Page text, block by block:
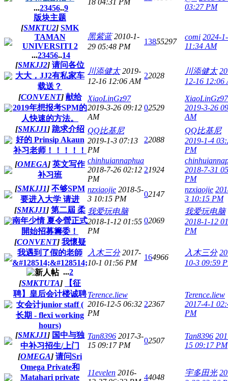
...23456..9
03:27 PM
版块主题
[SMKTU2] SMK
TAMAN
UNIVERSITI 2
...23456..14
黑紫蓝 2010-1-
29 05:48 PM
13855297
comi 2024-
11:34 AM
[SMKJJ2] 请问各位
大大，JJ2有私家车
载送？
川添健太 2019-
12-16 12:06 AM
22028
川添健太
12-16 12:06
[CONVENT] 献给
2019年想报考SPM的
人快速的方法。
XiaoLinGz97
2019-3-26 09:12
AM
02529
XiaoLinGz97
2019-3-26
AM
[SMKJJ1] 跪求介绍
好的 Prinsip Akaun
补习老师！！！！！
QQ比基尼
2019-1-3 07:13
PM
22088
QQ比基尼
2019-1-4
PM
[OMEGA] 英文写作
补习班
chinhuiannaphua
2018-7-26 02:12
PM
21924
2018-7-31
PM
[SMKJJ1] 不够SPM
要进入大学 请进
nzxiaojie 2018-5-
3 10:15 PM
02147
nzxiaojie
3 10:15 PM
[SMKJJ1] 第二屆 柔
南年少情 夏令營正式
開始招募籌委！
我爱玩电脑
2018-1-12 01:55
PM
02069
我爱玩电脑
2018-1-12
PM
[CONVENT] 我懷疑
我遇到了假的老師
&#128514;&#128514;
...2
入木三分 2017-
10-1 01:56 PM
164966
入木三分
10-3 09:59
[SMKTUTA]
【征
聘】皇后会计楼诚聘
女会计junior staff (
长期 - flexi working
hours)
Terence.liew
2016-12-5 06:32
PM
22367
Terence.liew
2017-4-1
PM
[SMKJJ1] 国中与独
中补习招生/上门
Tan8396 2017-3-
15 09:17 PM
02507
Tan8396
15 09:17 PM
[OMEGA] 请问Sri
Omega Private和
Matahari private
11evelen 2016-
44048
宇多田光